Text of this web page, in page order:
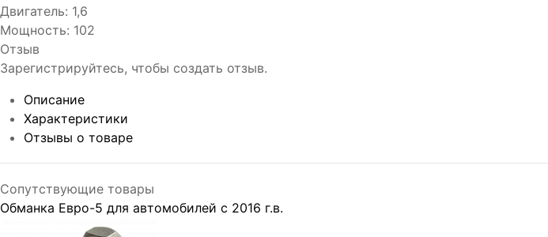
Двигатель: 1,6
Мощность: 102
Отзыв
Зарегистрируйтесь, чтобы создать отзыв.
Описание
Характеристики
Отзывы о товаре
Сопутствующие товары
Обманка Евро-5 для автомобилей с 2016 г.в.